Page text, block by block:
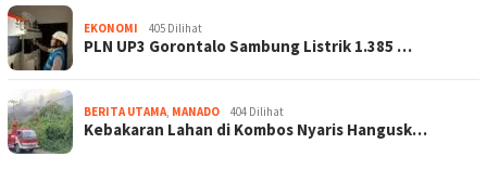
EKONOMI 405 Dilihat
PLN UP3 Gorontalo Sambung Listrik 1.385 …
BERITA UTAMA MANADO 404 Dilihat
Kebakaran Lahan di Kombos Nyaris Hangusk…